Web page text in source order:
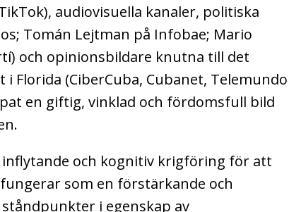
audiovisuella kanaler, politiska
Tomán Lejtman på Infobae; Mario
och opinionsbildare knutna till det
Florida (CiberCuba, Cubanet, Telemundo
en giftig, vinklad och fördomsfull bild
och kognitiv krigföring för att
som en förstärkande och
i egenskap av